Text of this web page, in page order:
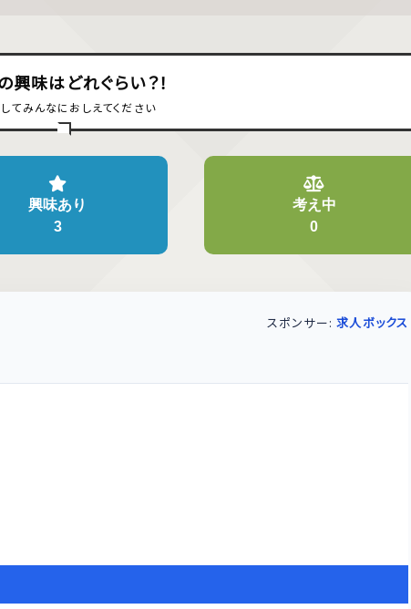
興味はどれぐらい？！
してみんなにおしえてください
興味あり
3
考え中
0
スポンサー:求人ボックス